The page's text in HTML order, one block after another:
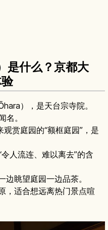
是什么？京都大
Ōhara），是天台宗寺院。
名。
赏庭园的“额框庭园”，是
人流连、难以离去”的含
眺望庭园一边品茶。
，适合想远离热门景点喧